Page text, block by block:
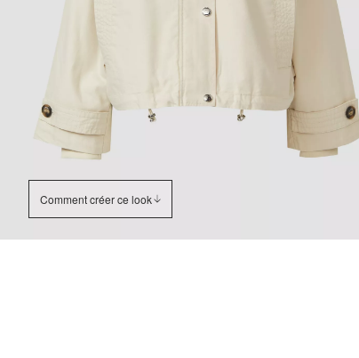
Comment créer ce look